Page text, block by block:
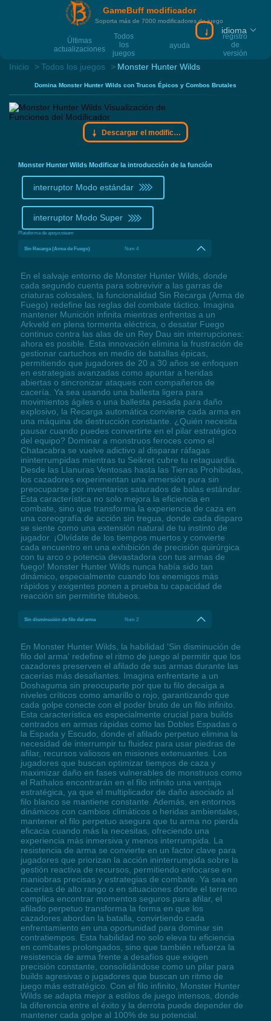
GameBuff modificador
Soporta más de 7000 modificadores de juego
Últimas
actualizaciones
Todos
los
juegos
ayuda
registro
de
versión
Descargar el
idioma
Inicio Todos los juegos Monster Hunter Wilds
Domina Monster Hunter Wilds con Trucos Épicos y Combos Brutales
Descargar el modificador Gamebuff
Monster Hunter Wilds Modificar la introducción de la función
interruptor Modo estándar
interruptor Modo Super
Plataforma de apoyo:steam
Sin Recarga (Arma de Fuego) Num 4
En el salvaje entorno de Monster Hunter Wilds, donde
cada segundo cuenta para sobrevivir a las garras de
criaturas colosales, la funcionalidad Sin Recarga (Arma de
Fuego) redefine las reglas del combate táctico. Imagina
mantener Munición infinita mientras enfrentas a un
Arkveld en plena tormenta eléctrica, o desatar Fuego
continuo contra las alas de un Rey Dau sin interrupciones:
ahora es posible. Esta innovación elimina la frustración de
gestionar cartuchos en medio de batallas épicas,
permitiendo que jugadores de 20 a 30 años se enfoquen
en estrategias avanzadas como apuntar a heridas
abiertas o sincronizar ataques con compañeros de
cacería. Ya sea usando una ballesta ligera para
movimientos ágiles o una ballesta pesada para daño
explosivo, la Recarga automática convierte cada arma en
una máquina de destrucción constante. ¿Quién necesita
pausar cuando puedes convertirte en el pilar estratégico
del equipo? Dominar a monstruos feroces como el
Chatacabra se vuelve adictivo al disparar ráfagas
ininterrumpidas mientras tu Seikret cubre tu retaguardia.
Desde las Llanuras Ventosas hasta las Tierras Prohibidas,
los cazadores experimentan una inmersión pura sin
preocuparse por inventarios saturados de balas estándar.
Esta característica no solo mejora la eficiencia en
combate, sino que transforma la experiencia de caza en
una coreografía de acción sin tregua, donde cada disparo
se siente como una extensión natural de tu instinto de
jugador. ¡Olvídate de los tiempos muertos y convierte
cada encuentro en una exhibición de precisión quirúrgica
con tu arco o potencia devastadora con tus armas de
fuego! Monster Hunter Wilds nunca había sido tan
dinámico, especialmente cuando los enemigos más
rápidos y exigentes ponen a prueba tu capacidad de
reacción sin permitirte titubeos.
Sin disminución de filo del arma Num 2
En Monster Hunter Wilds, la habilidad 'Sin disminución de
filo del arma' redefine el ritmo de juego al permitir que los
cazadores preserven el afilado de sus armas durante las
cacerías más desafiantes. Imagina enfrentarte a un
Doshaguma sin preocuparte por que tu filo decaiga a
niveles críticos como amarillo o rojo, garantizando que
cada golpe conecte con el poder bruto de un filo infinito.
Esta característica es especialmente crucial para builds
centrados en armas rápidas como las Dobles Espadas o
la Espada y Escudo, donde el afilado perpetuo elimina la
necesidad de interrumpir tu fluidez para usar piedras de
afilar, recursos valiosos en misiones extenuantes. Los
jugadores que buscan optimizar tiempos de caza y
maximizar daño en fases vulnerables de monstruos como
el Rathalos encontrarán en el filo infinito una ventaja
estratégica, ya que el multiplicador de daño asociado al
filo blanco se mantiene constante. Además, en entornos
dinámicos con cambios climáticos o heridas ambientales,
mantener el filo perpetuo asegura que tu arma no pierda
eficacia cuando más la necesitas, ofreciendo una
experiencia más inmersiva y menos interrumpida. La
resistencia de arma se convierte en un factor clave para
jugadores que priorizan la acción ininterrumpida sobre la
gestión reactiva de recursos, permitiendo enfocarse en
maniobras precisas y estrategias de combate. Ya sea en
cacerías de alto rango o en situaciones donde el terreno
complica encontrar momentos seguros para afilar, el
afilado perpetuo transforma la forma en que los
cazadores abordan la batalla, convirtiendo cada
enfrentamiento en una oportunidad para dominar sin
contratiempos. Esta habilidad no solo eleva tu eficiencia
en combates prolongados, sino que también refuerza la
resistencia de arma frente a desafíos que exigen
precisión constante, consolidándose como un pilar para
builds agresivas o jugadores que buscan un ritmo de
juego más estratégico. Con el filo infinito, Monster Hunter
Wilds se adapta mejor a estilos de juego intensos, donde
la diferencia entre el éxito y la derrota puede depender de
mantener cada golpe al 100% de su potencial.